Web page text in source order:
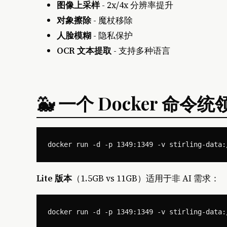
图像上采样- 2x/4x 分辨率提升
对象擦除 - 魔杖移除
人脸模糊 - 隐私保护
OCR 文本提取 - 支持多种语言
🐳 一个 Docker 命令统
Lite 版本（1.5GB vs 11GB）适用于非 AI 需求：